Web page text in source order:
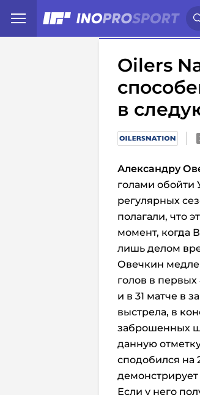
Иностранцы о
Oilers
в
Александру
голами обойти
регулярных
полагали, что
момент, когда
лишь делом
Овечкин
голов в
и в 31 матче в
выстрела, в
заброшенных
данную
сподобился на
демонстрирует
Если у него